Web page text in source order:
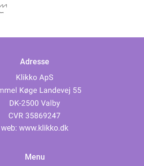
Adresse
web: www.klikko.dk
Menu